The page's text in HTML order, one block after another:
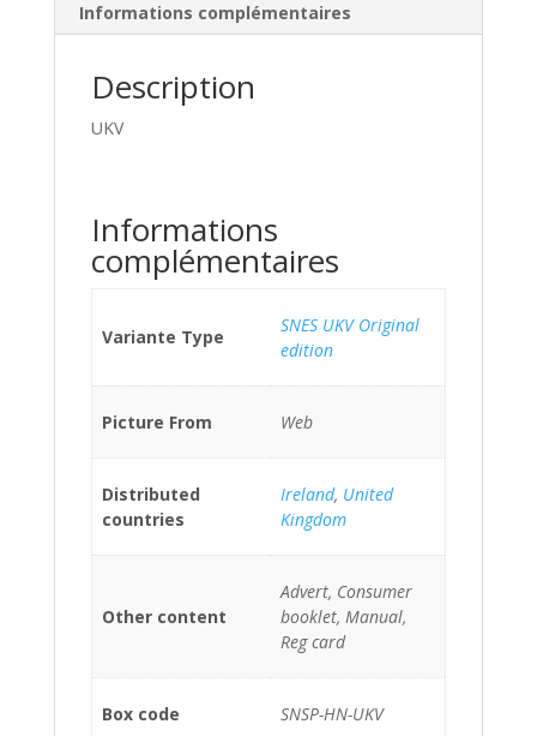
Informations complémentaires
Description
UKV
Informations
complémentaires
Variante Type
SNES UKV Original
edition
Picture From Web
Distributed
countries
Ireland, United
Kingdom
Other content
Advert, Consumer
booklet, Manual,
Reg card
Box code SNSP-HN-UKV